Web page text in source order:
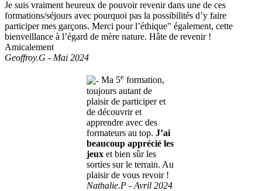
Je suis vraiment heureux de pouvoir revenir dans une de ces
formations/séjours avec pourquoi pas la possibilités d’y faire
participer mes garçons. Merci pour l’éthique" également, cette
bienveillance à l’égard de mère nature. Hâte de revenir !
Amicalement
Geoffroy.G - Mai 2024
Ma 5eformation,
toujours autant de
plaisir de participer et
de découvrir et
apprendre avec des
formateurs au top. J’ai
beaucoup apprécié les
jeuxet bien sûr les
sorties sur le terrain. Au
plaisir de vous revoir !
Nathalie.P - Avril 2024